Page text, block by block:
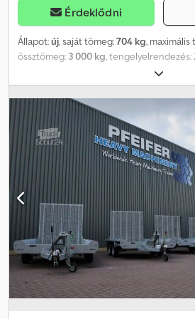
Érdeklődni
Állapot:új, saját tömeg:704 kg,
össztömeg: 3 000 kg , tengelyelrendezés:
, rakodótér szélesség:2 110 mm
futásteljesítmény:50 km, hajtástípus:
energiahatékonyság:A, Temared
utánfutó / Autószállító utánfutó
Állapot: Új (gyártási év: 2026) 2 év műszaki
forgalomba helyezéstől számítva
(Jármű forgalmi engedély II. rész és COC
mellékelve Elérhető: Azonnal (raktáron)!
bankjainkon keresztül lehetséges!
össztömeg: 3.000 kg Önsúly: kb. 704 kg
2.296 kg Tengelyek száma: 2 Raktér
szélessége: 2.110 mm Fék típusa: Fékes,
Felépítmény alatti kerekekkel
tengelyek Elektromosság: 12V, 13 pólusú
méret: 195/55 R10C Extra felszereltség
Csúszásmentes rétegelt lemez padló
tüzihorganyzott váz Automata